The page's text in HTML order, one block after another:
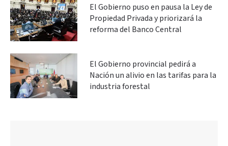
El Gobierno puso en pausa la Ley de
Propiedad Privada y priorizará la
reforma del Banco Central
El Gobierno provincial pedirá a
Nación un alivio en las tarifas para la
industria forestal